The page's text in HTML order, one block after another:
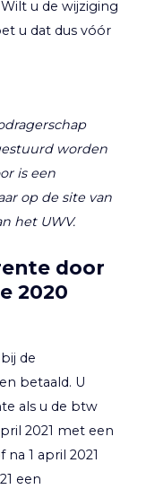
u de wijziging
u dat dus vóór
worden
is een
op de site van
het UWV.
door
2020
de
betaald. U
als u de btw
2021 met een
1 april 2021
een